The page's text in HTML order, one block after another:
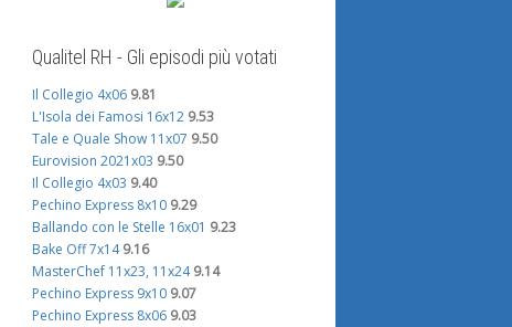
Qualitel RH - Gli episodi più votati
Il Collegio 4x06 9.81
L'Isola dei Famosi 16x12 9.53
Tale e Quale Show 11x07 9.50
Eurovision 2021x03 9.50
Il Collegio 4x03 9.40
Pechino Express 8x10 9.29
Ballando con le Stelle 16x01 9.23
Bake Off 7x14 9.16
MasterChef 11x23, 11x24 9.14
Pechino Express 9x10 9.07
Pechino Express 8x06 9.03